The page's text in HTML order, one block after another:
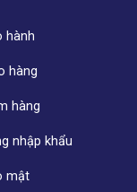
hành
hàng
hàng
nhập khẩu
mật